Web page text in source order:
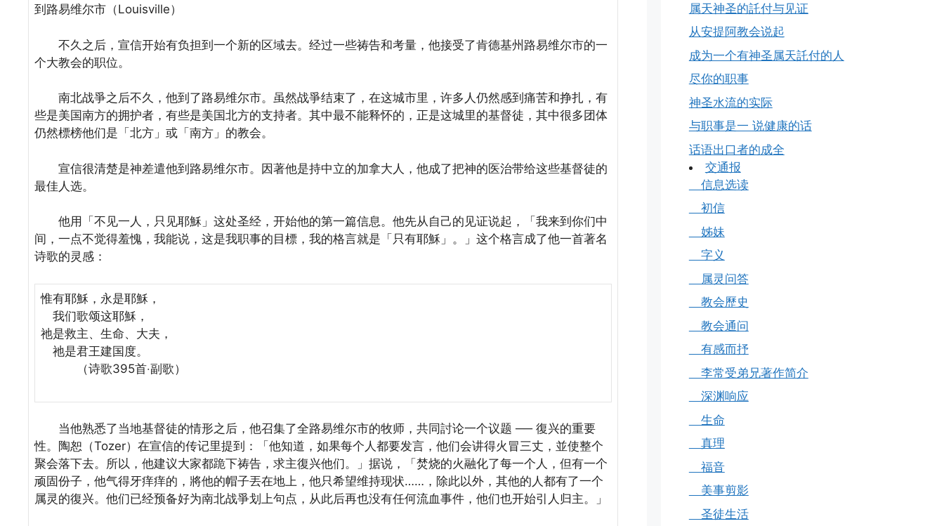
到路易维尔市（Louisville）
不久之后，宣信开始有负担到一个新的区域去。经过一些祷告和考量，他接受了肯德基州路易维尔市的一
个大教会的职位。
南北战爭之后不久，他到了路易维尔市。虽然战爭结束了，在这城市里，许多人仍然感到痛苦和挣扎，有
些是美国南方的拥护者，有些是美国北方的支持者。其中最不能释怀的，正是这城里的基督徒，其中很多团体
仍然標榜他们是「北方」或「南方」的教会。
宣信很清楚是神差遣他到路易维尔市。因著他是持中立的加拿大人，他成了把神的医治带给这些基督徒的
最佳人选。
他用「不见一人，只见耶穌」这处圣经，开始他的第一篇信息。他先从自己的见证说起，「我来到你们中
间，一点不觉得羞愧，我能说，这是我职事的目標，我的格言就是「只有耶穌」。」这个格言成了他一首著名
诗歌的灵感：
惟有耶穌，永是耶穌，
我们歌颂这耶穌，
祂是救主、生命、大夫，
祂是君王建国度。
（诗歌395首‧副歌）
当他熟悉了当地基督徒的情形之后，他召集了全路易维尔市的牧师，共同討论一个议题 ── 復兴的重要
性。陶恕（Tozer）在宣信的传记里提到：「他知道，如果每个人都要发言，他们会讲得火冒三丈，並使整个
聚会落下去。所以，他建议大家都跪下祷告，求主復兴他们。」据说，「焚烧的火融化了每一个人，但有一个
顽固份子，他气得牙痒痒的，將他的帽子丟在地上，他只希望维持现状……，除此以外，其他的人都有了一个
属灵的復兴。他们已经预备好为南北战爭划上句点，从此后再也没有任何流血事件，他们也开始引人归主。」
属天神圣的託付与见证
从安提阿教会说起
成为一个有神圣属天託付的人
尽你的职事
神圣水流的实际
与职事是一 说健康的话
话语出口者的成全
交通报
信息选读
初信
姊妹
字义
属灵问答
教会歷史
教会通问
有感而抒
李常受弟兄著作简介
深渊响应
生命
真理
福音
美事剪影
圣徒生活